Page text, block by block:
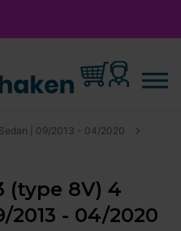
| 09/2013 - 04/2020
(type 8V) 4
2013 - 04/2020